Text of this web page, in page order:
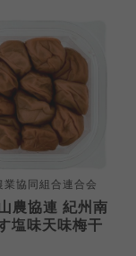
業協同組合連合会
農協連 紀州南
塩味天味梅干
・ご利
いて
記につ